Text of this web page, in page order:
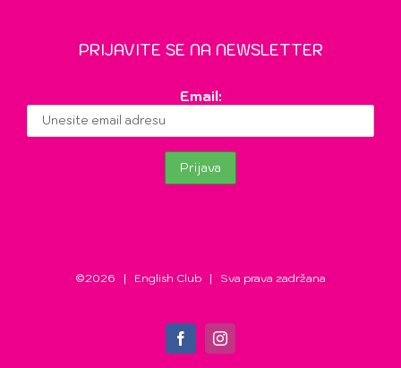
PRIJAVITE SE NA NEWSLETTER
Email:
©2026 | English Club | Sva prava zadržana
FacebookInstagram